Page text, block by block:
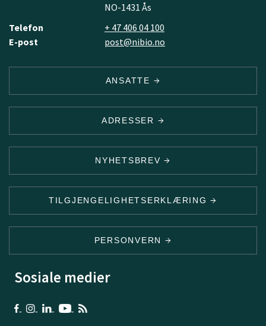
NO-1431 Ås
Telefon
+ 47 406 04 100
E-post
post@nibio.no
ANSATTE
ADRESSER
NYHETSBREV
TILGJENGELIGHETSERKLÆRING
PERSONVERN
Sosiale medier